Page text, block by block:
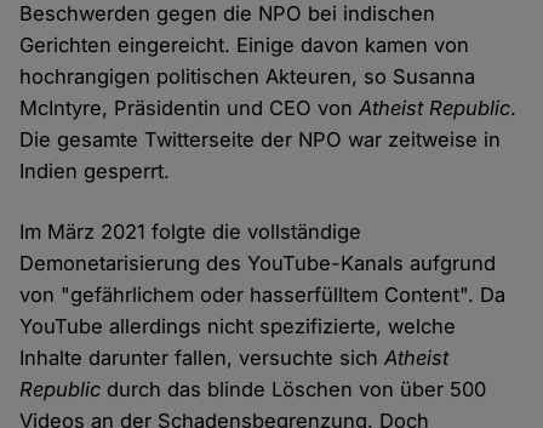
Beschwerden gegen die NPO bei indischen
Gerichten eingereicht. Einige davon kamen von
hochrangigen politischen Akteuren, so Susanna
McIntyre, Präsidentin und CEO vonAtheist Republic.
Die gesamte Twitterseite der NPO war zeitweise in
Indien gesperrt.
Im März 2021 folgte die vollständige
Demonetarisierung des YouTube-Kanals aufgrund
von "gefährlichem oder hasserfülltem Content". Da
YouTube allerdings nicht spezifizierte, welche
Inhalte darunter fallen, versuchte sichAtheist
Republic durch das blinde Löschen von über 500
Videos an der Schadensbegrenzung. Doch